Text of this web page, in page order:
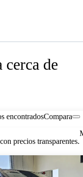
cerca de
encontradosCompara
precios transparentes.